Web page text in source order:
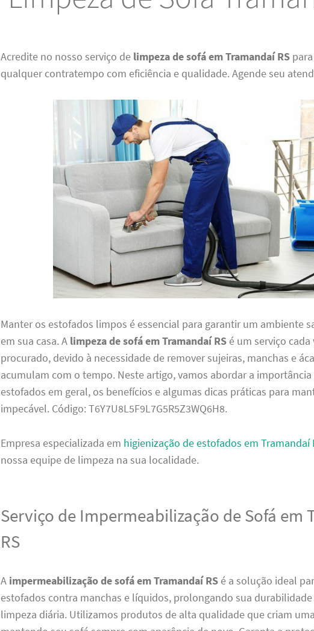
Acredite no nosso serviço de limpeza de sofá em Tramandaí RS
qualquer contratempo com eficiência e qualidade. Agende seu
Manter os estofados limpos é essencial para garantir um ambiente
em sua casa. A limpeza de sofá em Tramandaí RS é um serviço cada
procurado, devido à necessidade de remover sujeiras, manchas e
acumulam com o tempo. Neste artigo, vamos abordar a
estofados em geral, os benefícios e algumas dicas práticas para
impecável. Código: T6Y7U8L5F9L7G5R5Z3WQ6H8.
Empresa especializada em higienização de estofados em Tramandaí
nossa equipe de limpeza na sua localidade.
Serviço de Impermeabilização de Sofá em
RS
A impermeabilização de sofá em Tramandaí RS é a solução ideal
estofados contra manchas e líquidos, prolongando sua
limpeza diária. Utilizamos produtos de alta qualidade que criam